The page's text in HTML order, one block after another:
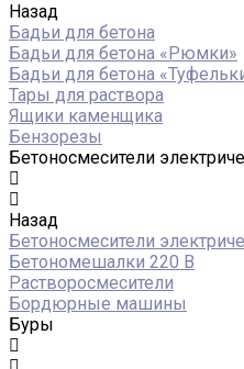
Назад
Бадьи для бетона
Бадьи для бетона «Рюмки»
Бадьи для бетона
Тары для раствора
Ящики каменщика
Бензорезы
Бетоносмесители
Назад
Бетоносмесители
Бетономешалки 220 В
Растворосмесители
Бордюрные машины
Буры